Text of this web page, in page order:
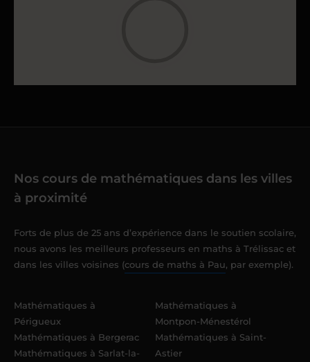
Nos cours de mathématiques dans les villes
à proximité
Forts de plus de 25 ans d’expérience dans le soutien scolaire,
nous avons les meilleurs professeurs en maths à Trélissac et
dans les villes voisines (cours de maths à Pau, par exemple).
Mathématiques à
Périgueux
Mathématiques à Bergerac
Mathématiques à Sarlat-la-
Mathématiques à
Montpon-Ménestérol
Mathématiques à Saint-
Astier